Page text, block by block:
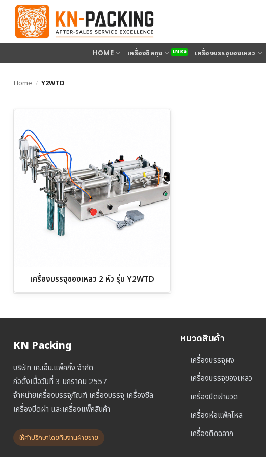
เนื้อหา
HOME เครื่องซีลถุง เครื่องบรรจุของเหลว
Home / Y2WTD
เครื่องบรรจุของเหลว 2 หัว รุ่น Y2WTD
KN Packing
บริษัท เค.เอ็น.แพ็คกิ้ง จำกัด
ก่อตั้งเมื่อวันที่ 3 มกราคม 2557
จำหน่ายเครื่องบรรจุภัณฑ์ เครื่องบรรจุ เครื่องซีล
เครื่องปิดฝา และเครื่องแพ็คสินค้า
ให้คำปรึกษาโดยทีมงานฝ่ายขาย
หมวดสินค้า
เครื่องบรรจุผง
เครื่องบรรจุของเหลว
เครื่องปิดฝาขวด
เครื่องห่อแพ็คโหล
เครื่องติดฉลาก